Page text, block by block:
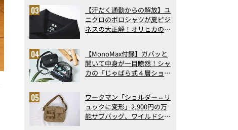
で決定版
【汗だく通勤からの解放】ユ
ニクロのポロシャツが夏ビジ
ネスの大正解！オリヒカの透
アの実力
【MonoMax付録】ガバッと
開いて中身が一目瞭然！シャ
カの「じゃばら式４層ショル
った！
ワークマン「ショルダー⇔リ
ュックに変形」2,900円の万
能サブバッグ、ワイルドシン